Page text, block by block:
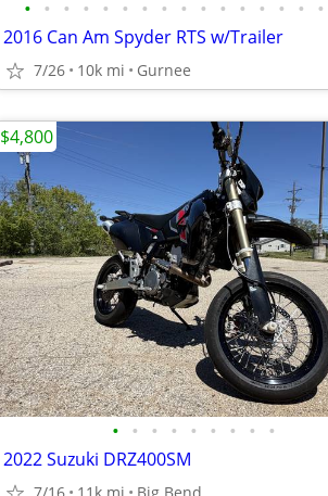
• • • • • • • • • • • • • • • •
2016 Can Am Spyder RTS w/Trailer
7/26 10k mi Gurnee
• • • • • • • • •
2022 Suzuki DRZ400SM
$4,800